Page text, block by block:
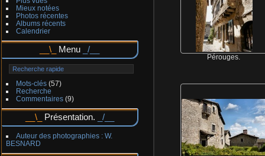
Mieux notées
Photos récentes
Albums récents
Calendrier
Menu
Mots-clés(57)
Recherche
Commentaires(9)
Présentation.
Auteur des photographies : W.
BESNARD
Pérouges.